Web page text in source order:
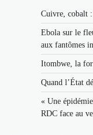
Cuivre, cobalt
Ebola sur le
aux fantômes
Itombwe, la
Quand l’État
« Une
RDC face au